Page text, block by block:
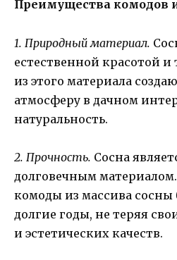
Преимущества комодов
1. Природный материал.
естественной красотой
из этого материала
атмосферу в дачном
натуральность.
2. Прочность. Сосна
долговечным материалом.
комоды из массива сосны
долгие годы, не теряя
и эстетических качеств.